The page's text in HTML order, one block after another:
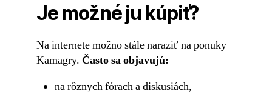
Je možné ju kúpiť?
Na internete možno stále naraziť na ponuky
Kamagry. Často sa objavujú:
na rôznych fórach a diskusiách,